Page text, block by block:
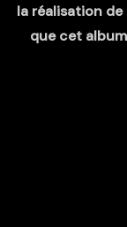
la réalisation
que cet